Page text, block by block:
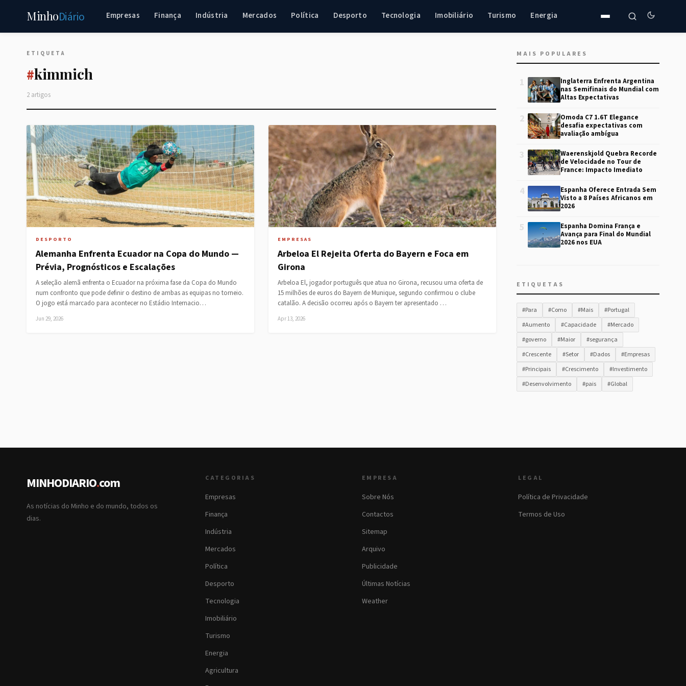
MinhoDiário Empresas Finança Indústria Mercados Política Desporto Tecnologia Imobiliário Turismo Energia
ETIQUETA
#kimmich
2 artigos
DESPORTO
Alemanha Enfrenta Ecuador na Copa do Mundo —
Prévia, Prognósticos e Escalações
A seleção alemã enfrenta o Ecuador na próxima fase da Copa do Mundo
num confronto que pode definir o destino de ambas as equipas no torneio.
O jogo está marcado para acontecer no Estádio Internacio…
Jun 29, 2026
EMPRESAS
Arbeloa El Rejeita Oferta do Bayern e Foca em
Girona
Arbeloa El, jogador português que atua no Girona, recusou uma oferta de
15 milhões de euros do Bayern de Munique, segundo confirmou o clube
catalão. A decisão ocorreu após o Bayern ter apresentado …
Apr 13, 2026
MAIS POPULARES
1
Inglaterra Enfrenta Argentina
nas Semifinais do Mundial com
Altas Expectativas
2
Omoda C7 1.6T Elegance
desafia expectativas com
avaliação ambígua
3
Waerenskjold Quebra Recorde
de Velocidade no Tour de
France: Impacto Imediato
4
Espanha Oferece Entrada Sem
Visto a 8 Países Africanos em
2026
5
Espanha Domina França e
Avança para Final do Mundial
2026 nos EUA
ETIQUETAS
#Para #Como #Mais
#Portugal
#Aumento
#Capacidade
#Mercado
#governo
#Maior
#segurança
#Crescente
#Setor #Dados
#Empresas
#Principais
#Crescimento
#Investimento
#Desenvolvimento
#pais #Global
MINHODIARIO.com
As notícias do Minho e do mundo, todos os
dias.
CATEGORIAS
Empresas
Finança
Indústria
Mercados
Política
Desporto
Tecnologia
Imobiliário
Turismo
Energia
Agricultura
EMPRESA
Sobre Nós
Contactos
Sitemap
Arquivo
Publicidade
Últimas Notícias
Weather
LEGAL
Política de Privacidade
Termos de Uso